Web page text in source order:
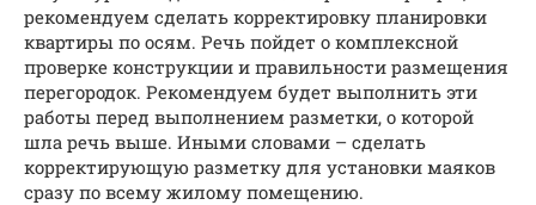
рекомендуем сделать корректировку планировки
квартиры по осям. Речь пойдет о комплексной
проверке конструкции и правильности размещения
перегородок. Рекомендуем будет выполнить эти
работы перед выполнением разметки, о которой
шла речь выше. Иными словами – сделать
корректирующую разметку для установки маяков
сразу по всему жилому помещению.